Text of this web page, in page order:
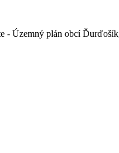
- Územný plán obcí